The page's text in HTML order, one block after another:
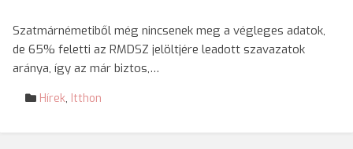
Szatmárnémetiből még nincsenek meg a végleges adatok,
de 65% feletti az RMDSZ jelöltjére leadott szavazatok
aránya, így az már biztos,…
Hírek, Itthon